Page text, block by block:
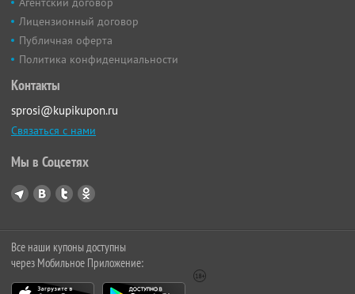
Лицензионный договор
Публичная оферта
Политика конфиденциальности
Контакты
sprosi@kupikupon.ru
Связаться с нами
Мы в Соцсетях
Все наши купоны доступны
через Мобильное Приложение: